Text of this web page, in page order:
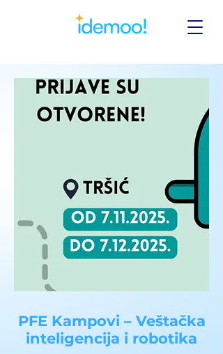
PFE Kampovi – Veštačka
inteligencija i robotika